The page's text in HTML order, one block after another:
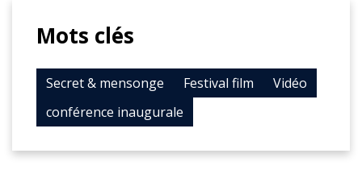
Mots clés
Secret & mensonge Festival film
Vidéo
conférence inaugurale